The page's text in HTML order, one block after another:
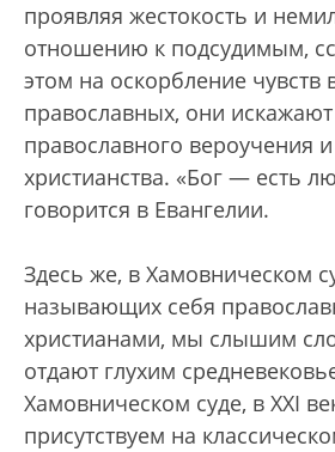
проявляя жестокость и
отношению к подсудимым,
этом на оскорбление чувств
православных, они
православного вероучения
христианства. «Бог — есть
говорится в Евангелии.
Здесь же, в Хамовническом
называющих себя
христианами, мы слышим
отдают глухим
Хамовническом суде, в XXI
присутствуем на